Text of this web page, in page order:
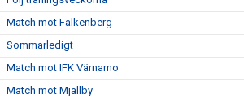
Match mot Falkenberg
Sommarledigt
Match mot IFK Värnamo
Match mot Mjällby